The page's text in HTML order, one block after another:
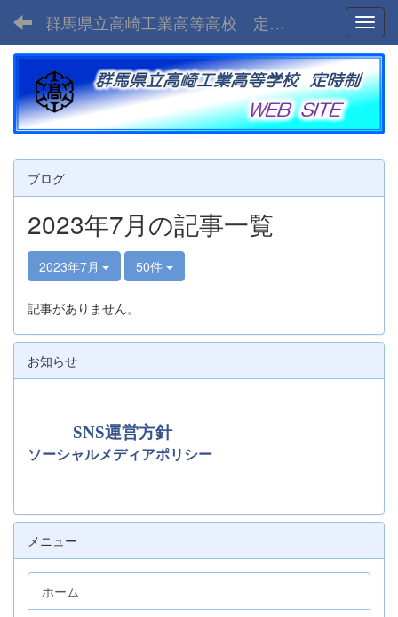
群馬県立高崎工業高等高校 定時制
ブログ
2023年7月の記事一覧
2023年7月 50件
記事がありません。
お知らせ
SNS運営方針
ソーシャルメディアポリシー
メニュー
ホーム